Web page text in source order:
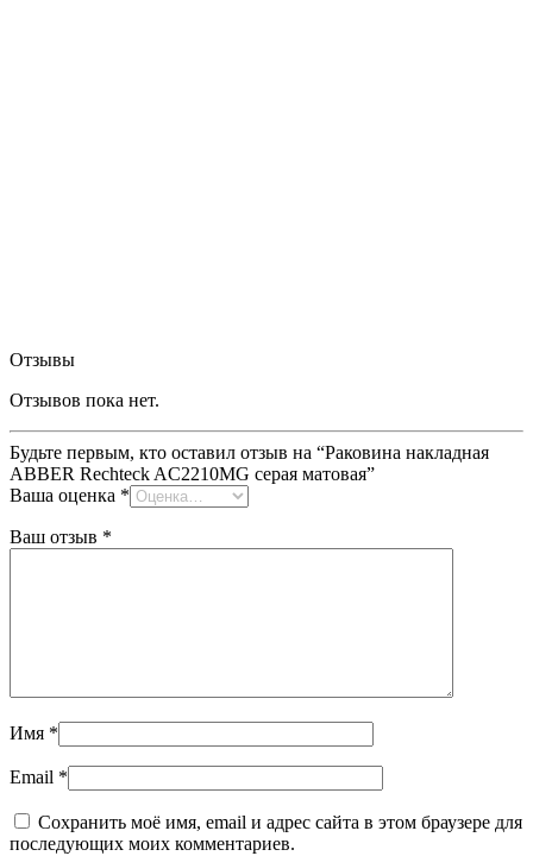
Отзывы
Отзывов пока нет.
Будьте первым, кто оставил отзыв на “Раковина накладная
ABBER Rechteck AC2210MG серая матовая”
Ваша оценка *
Ваш отзыв *
Имя *
Email *
Сохранить моё имя, email и адрес сайта в этом браузере для
последующих моих комментариев.